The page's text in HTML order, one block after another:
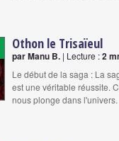
Othon le Trisaïeul
par Manu B. | Lecture :2
Le début de la saga : La
est une véritable réussite.
nous plonge dans